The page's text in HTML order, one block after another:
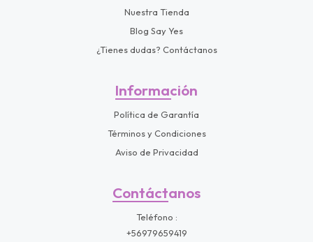
Nuestra Tienda
Blog Say Yes
¿Tienes dudas? Contáctanos
Información
Política de Garantía
Términos y Condiciones
Aviso de Privacidad
Contáctanos
Teléfono
+56979659419